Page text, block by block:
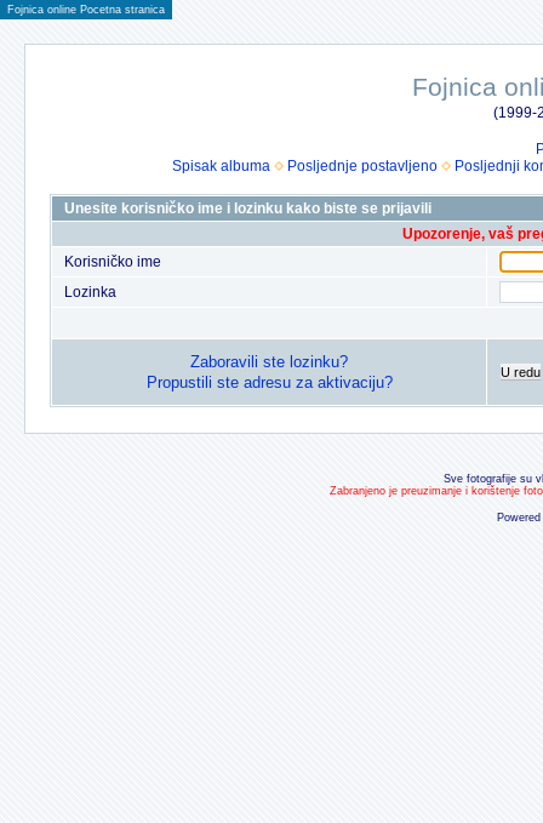
Fojnica online Pocetna stranica
Fojnica
(1999-
Spisak albuma
Posljednje postavljeno Posljednji
Unesite korisničko ime i lozinku kako biste se prijavili
Upozorenje, vaš
Korisničko ime
Lozinka
Zaboravili ste lozinku?
Propustili ste adresu za aktivaciju?
U redu
Sve fotografije su
Zabranjeno je preuzimanje i korištenje